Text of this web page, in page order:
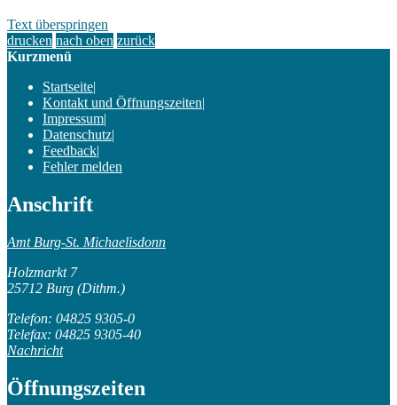
Text überspringen
drucken nach oben zurück
Kurzmenü
Startseite|
Kontakt und Öffnungszeiten|
Impressum|
Datenschutz|
Feedback|
Fehler melden
Anschrift
Amt Burg-St. Michaelisdonn
Holzmarkt 7
25712 Burg (Dithm.)
Telefon: 04825 9305-0
Telefax: 04825 9305-40
Nachricht
Öffnungszeiten